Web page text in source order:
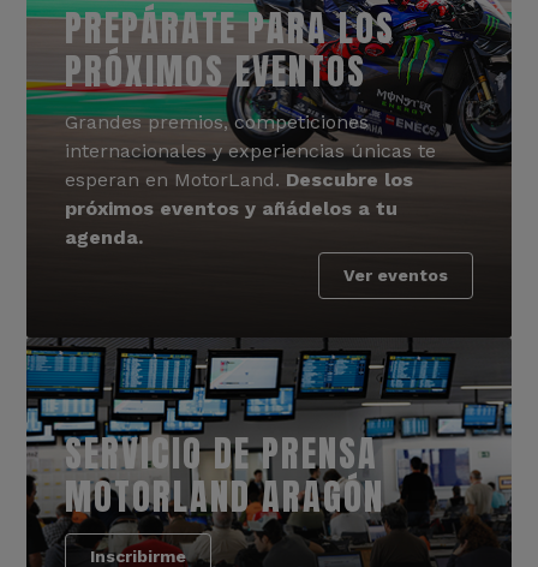
PREPÁRATE PARA LOS
PRÓXIMOS EVENTOS
Grandes premios, competiciones
internacionales y experiencias únicas te
esperan en MotorLand. Descubre los
próximos eventos y añádelos a tu
agenda.
Ver eventos
SERVICIO DE PRENSA
MOTORLAND ARAGÓN
Inscribirme